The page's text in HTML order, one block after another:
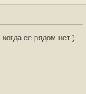
ее рядом нет!)